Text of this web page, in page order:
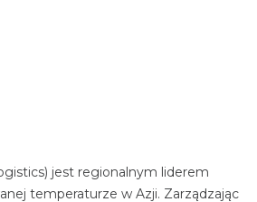
jest regionalnym liderem
temperaturze w Azji. Zarządzając